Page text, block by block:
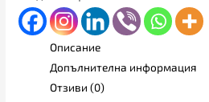
Описание
Допълнителна информация
Отзиви (0)